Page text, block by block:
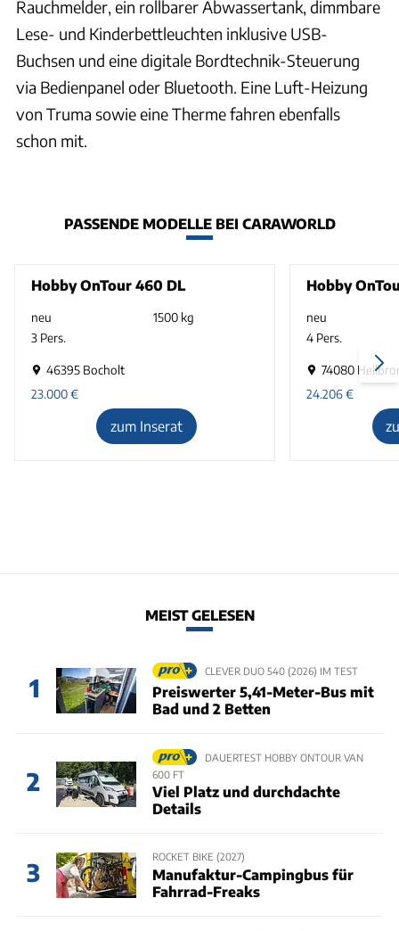
Rauchmelder, ein rollbarer Abwassertank, dimmbare
Lese- und Kinderbettleuchten inklusive USB-
Buchsen und eine digitale Bordtechnik-Steuerung
via Bedienpanel oder Bluetooth. Eine Luft-Heizung
von Truma sowie eine Therme fahren ebenfalls
schon mit.
PASSENDE MODELLE BEI CARAWORLD
Hobby OnTour 460 DL
neu
1500 kg
3 Pers.
46395 Bocholt
23.000€
zum Inserat
Hobby
neu
4 Pers.
74080
24.206€
MEIST GELESEN
1
CLEVER DUO 540 (2026) IM TEST
Preiswerter 5,41-Meter-Bus mit
Bad und 2 Betten
2
DAUERTEST HOBBY ONTOUR VAN
600 FT
Viel Platz und durchdachte
Details
3
ROCKET BIKE (2027)
Manufaktur-Campingbus für
Fahrrad-Freaks